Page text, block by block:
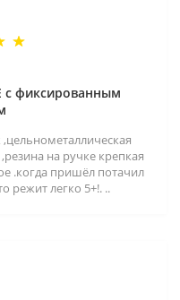
с фиксированным
на ручке крепкая
.когда пришёл потачил
режит легко 5+!. ..